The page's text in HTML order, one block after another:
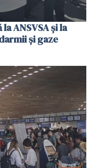
ANSVSA și la
și gaze